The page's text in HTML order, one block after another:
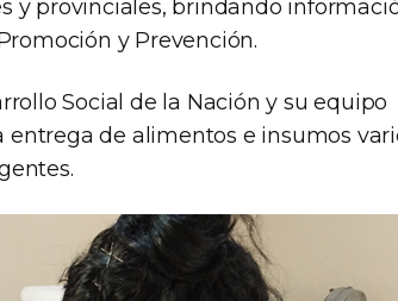
y provinciales, brindando
y Prevención.
Social de la Nación y su equipo
de alimentos e insumos